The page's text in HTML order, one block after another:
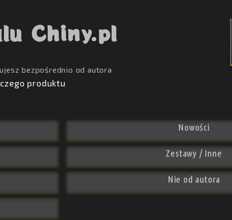
Chiny.pl
bezpośrednio od autora
produktu
Nowości
Zestawy / Inne
Nie od autora